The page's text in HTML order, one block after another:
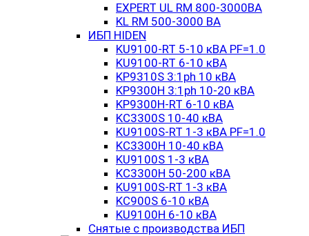
EXPERT UL RM 800-3000ВА
KL RM 500-3000 ВА
ИБП HIDEN
KU9100-RT 5-10 кВА PF=1.0
KU9100-RT 6-10 кВА
KP9310S 3:1ph 10 кВА
KP9300H 3:1ph 10-20 кВА
KP9300H-RT 6-10 кВА
KC3300S 10-40 кВА
KU9100S-RT 1-3 кВА PF=1.0
KC3300H 10-40 кВА
KU9100S 1-3 кВА
KC3300H 50-200 кВА
KU9100S-RT 1-3 кВА
KC900S 6-10 кВА
KU9100H 6-10 кВА
Снятые с производства ИБП